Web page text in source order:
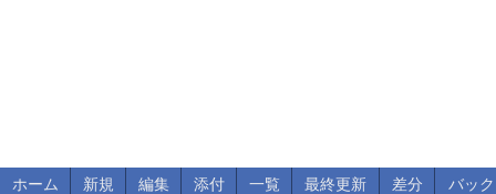
ホーム 新規 編集 添付 一覧 最終更新 差分 バッ